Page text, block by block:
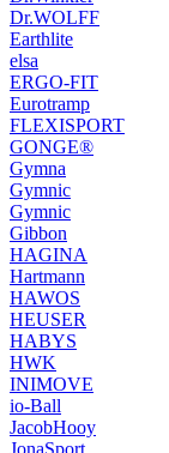
Dr.WOLFF
Earthlite
elsa
ERGO-FIT
Eurotramp
FLEXISPORT
GONGE®
Gymna
Gymnic
Gymnic
Gibbon
HAGINA
Hartmann
HAWOS
HEUSER
HABYS
HWK
INIMOVE
io-Ball
JacobHooy
JonaSport